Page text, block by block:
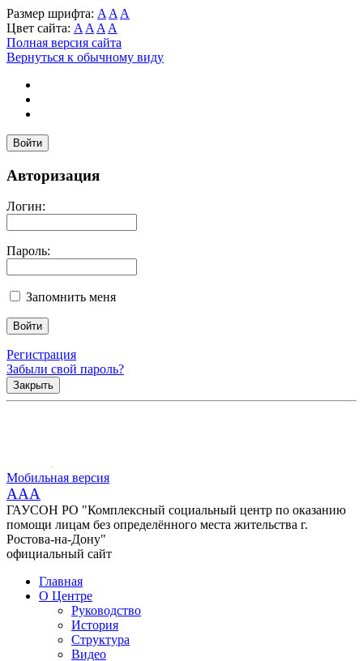
Размер шрифта: A A A
Цвет сайта: A A A A
Полная версия сайта
Вернуться к обычному виду
Войти
Авторизация
Логин:
Пароль:
Запомнить меня
Регистрация
Забыли свой пароль?
Закрыть
Мобильная версия
AAA
ГАУСОН РО "Комплексный социальный центр по оказанию
помощи лицам без определённого места жительства г.
Ростова-на-Дону"
официальный сайт
Главная
О Центре
Руководство
История
Структура
Видео